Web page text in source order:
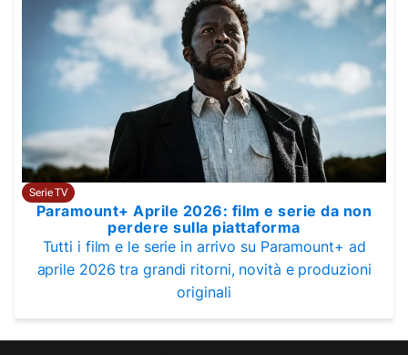
Serie TV
Paramount+ Aprile 2026: film e serie da non
perdere sulla piattaforma
Tutti i film e le serie in arrivo su Paramount+ ad
aprile 2026 tra grandi ritorni, novità e produzioni
originali